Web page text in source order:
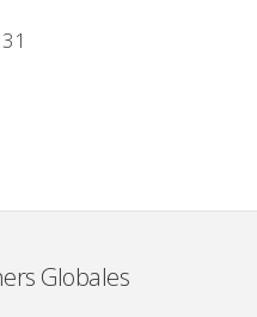
Globales